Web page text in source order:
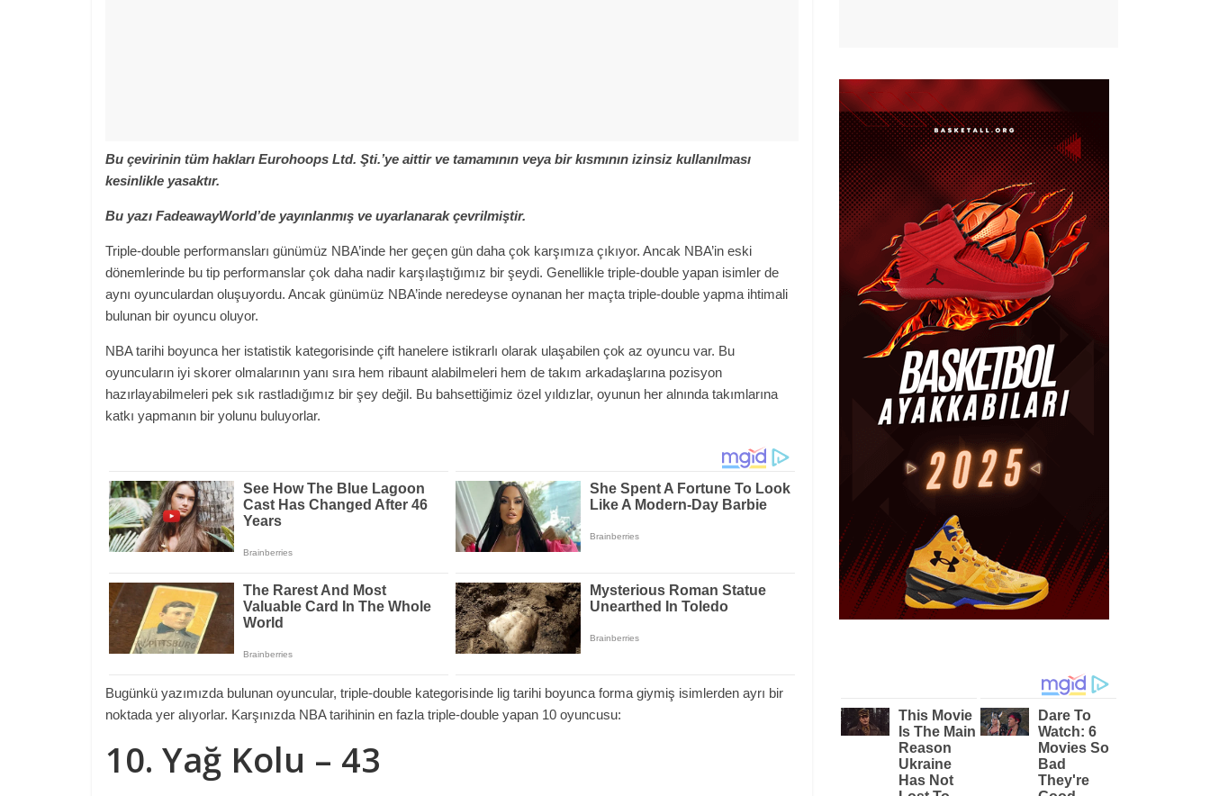
Bu çevirinin tüm hakları Eurohoops Ltd. Şti.’ye aittir ve tamamının veya bir kısmının izinsiz kullanılması
kesinlikle yasaktır.
Bu yazı FadeawayWorld’de yayınlanmış ve uyarlanarak çevrilmiştir.
Triple-double performansları günümüz NBA’inde her geçen gün daha çok karşımıza çıkıyor. Ancak NBA’in eski
dönemlerinde bu tip performanslar çok daha nadir karşılaştığımız bir şeydi. Genellikle triple-double yapan isimler de
aynı oyunculardan oluşuyordu. Ancak günümüz NBA’inde neredeyse oynanan her maçta triple-double yapma ihtimali
bulunan bir oyuncu oluyor.
NBA tarihi boyunca her istatistik kategorisinde çift hanelere istikrarlı olarak ulaşabilen çok az oyuncu var. Bu
oyuncuların iyi skorer olmalarının yanı sıra hem ribaunt alabilmeleri hem de takım arkadaşlarına pozisyon
hazırlayabilmeleri pek sık rastladığımız bir şey değil. Bu bahsettiğimiz özel yıldızlar, oyunun her alnında takımlarına
katkı yapmanın bir yolunu buluyorlar.
Bugünkü yazımızda bulunan oyuncular, triple-double kategorisinde lig tarihi boyunca forma giymiş isimlerden ayrı bir
noktada yer alıyorlar. Karşınızda NBA tarihinin en fazla triple-double yapan 10 oyuncusu:
10. Yağ Kolu – 43